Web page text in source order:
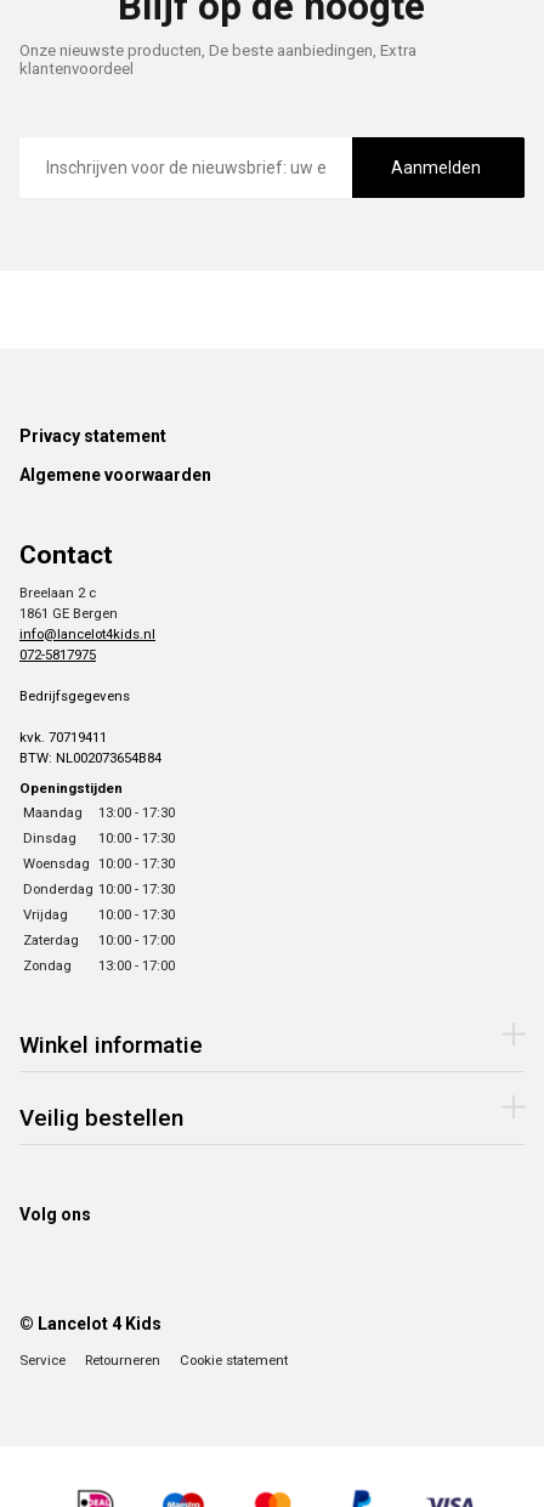
Onze nieuwste producten, De beste aanbiedingen, Extra
klantenvoordeel
mailadres
Aanmelden
Footer
Privacy statement
Algemene voorwaarden
Contact
Breelaan 2 c
1861 GE Bergen
info@lancelot4kids.nl
072-5817975
Bedrijfsgegevens
kvk. 70719411
BTW: NL002073654B84
Openingstijden
Maandag
13:00 - 17:30
Dinsdag
10:00 - 17:30
Woensdag 10:00 - 17:30
Donderdag 10:00 - 17:30
Vrijdag
10:00 - 17:30
Zaterdag
10:00 - 17:00
Zondag
13:00 - 17:00
Winkel informatie
Veilig bestellen
Volg ons
© Lancelot 4 Kids
Service Retourneren Cookie statement